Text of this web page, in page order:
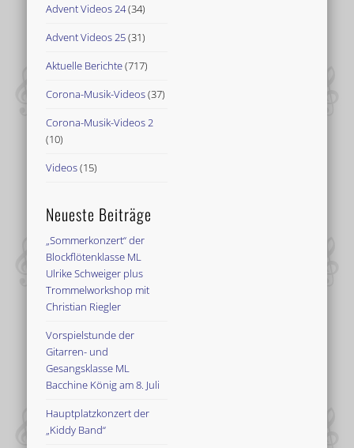
Advent Videos 24(34)
Advent Videos 25(31)
Aktuelle Berichte(717)
Corona-Musik-Videos(37)
Corona-Musik-Videos 2
(10)
Videos(15)
Neueste Beiträge
„Sommerkonzert“ der
Blockflötenklasse ML
Ulrike Schweiger plus
Trommelworkshop mit
Christian Riegler
Vorspielstunde der
Gitarren- und
Gesangsklasse ML
Bacchine König am 8. Juli
Hauptplatzkonzert der
„Kiddy Band“